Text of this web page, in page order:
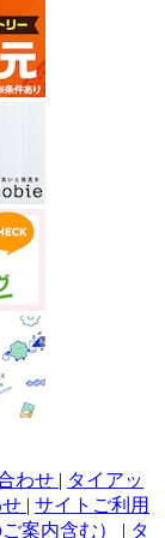
わせ | タイアッ
| サイトご利用
案内含む） | タ